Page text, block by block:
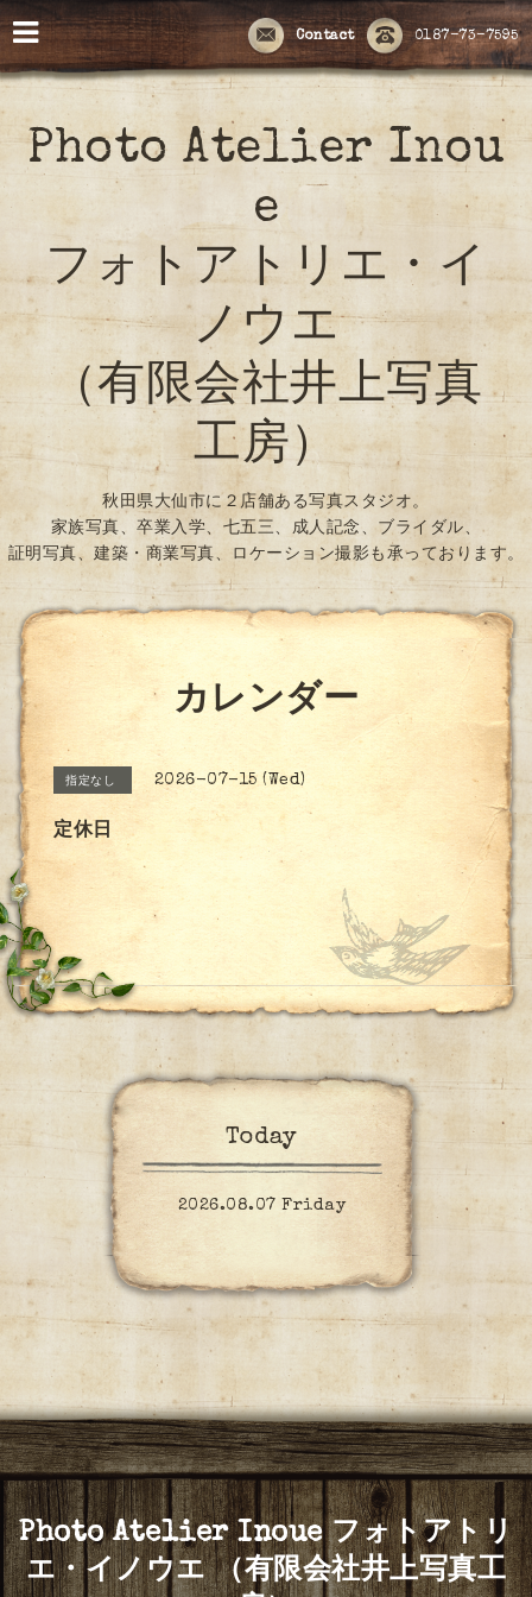
0187-73-7595
Contact
Photo Atelier Inou
e
フォトアトリエ・イ
ノウエ
（有限会社井上写真
工房）
秋田県大仙市に２店舗ある写真スタジオ。
家族写真、卒業入学、七五三、成人記念、ブライダル、
証明写真、建築・商業写真、ロケーション撮影も承っております。
カレンダー
指定なし 2026-07-15 (Wed)
定休日
Today
2026.08.07 Friday
Photo Atelier Inoue フォトアトリ
エ・イノウエ （有限会社井上写真工